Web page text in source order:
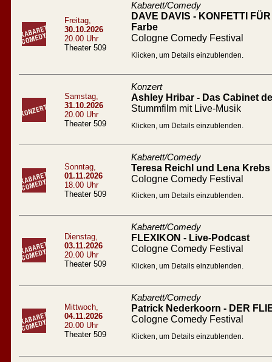
Freitag,
30.10.2026
20.00 Uhr
Theater 509
Kabarett/Comedy
DAVE DAVIS - KONFETTI
Farbe
Cologne Comedy Festival
Klicken, um Details einzublenden.
Samstag,
31.10.2026
20.00 Uhr
Theater 509
Konzert
Ashley Hribar - Das Cabinet
Stummfilm mit Live-Musik
Klicken, um Details einzublenden.
Sonntag,
01.11.2026
18.00 Uhr
Theater 509
Kabarett/Comedy
Teresa Reichl und Lena
Cologne Comedy Festival
Klicken, um Details einzublenden.
Dienstag,
03.11.2026
20.00 Uhr
Theater 509
Kabarett/Comedy
FLEXIKON - Live-Podcast
Cologne Comedy Festival
Klicken, um Details einzublenden.
Mittwoch,
04.11.2026
20.00 Uhr
Theater 509
Kabarett/Comedy
Patrick Nederkoorn - DER
Cologne Comedy Festival
Klicken, um Details einzublenden.